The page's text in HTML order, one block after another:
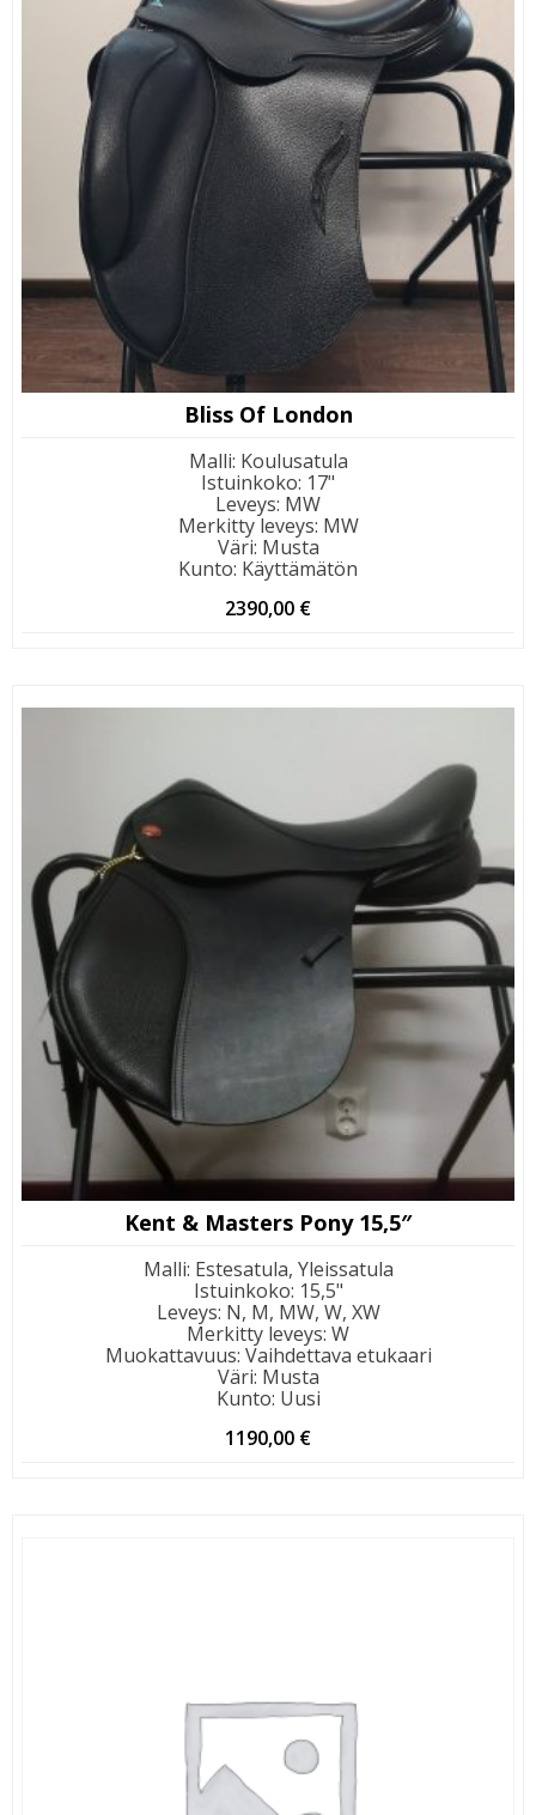
Bliss Of London
Malli: Koulusatula
Istuinkoko: 17"
Leveys: MW
Merkitty leveys: MW
Väri: Musta
Kunto: Käyttämätön
2390,00 €
Kent & Masters Pony 15,5″
Malli: Estesatula, Yleissatula
Istuinkoko: 15,5"
Leveys: N, M, MW, W, XW
Merkitty leveys: W
Muokattavuus: Vaihdettava etukaari
Väri: Musta
Kunto: Uusi
1190,00 €